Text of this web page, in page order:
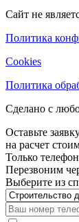
Сайт не
Политика
Cookies
Политика
Сделано с
Оставьте
на расчет
Только
Перезвоним
Выберите из